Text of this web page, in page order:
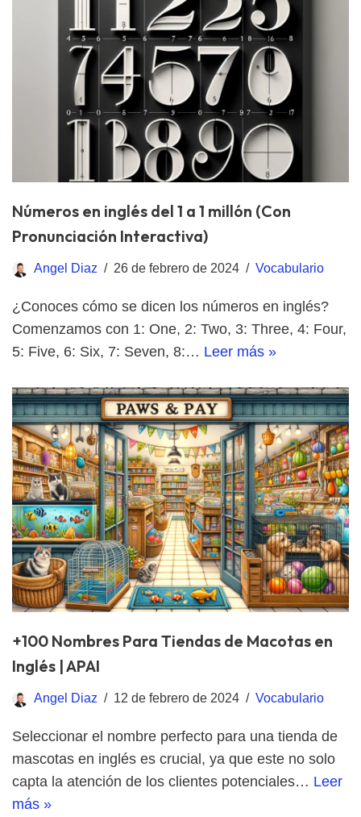
Números en inglés del 1 a 1 millón (Con
Pronunciación Interactiva)
Angel Diaz 26 de febrero de 2024 Vocabulario
¿Conoces cómo se dicen los números en inglés?
Comenzamos con 1: One, 2: Two, 3: Three, 4: Four,
5: Five, 6: Six, 7: Seven, 8:… Leer más »
+100 Nombres Para Tiendas de Macotas en
Inglés | APAI
Angel Diaz 12 de febrero de 2024 Vocabulario
Seleccionar el nombre perfecto para una tienda de
mascotas en inglés es crucial, ya que este no solo
capta la atención de los clientes potenciales… Leer
más »